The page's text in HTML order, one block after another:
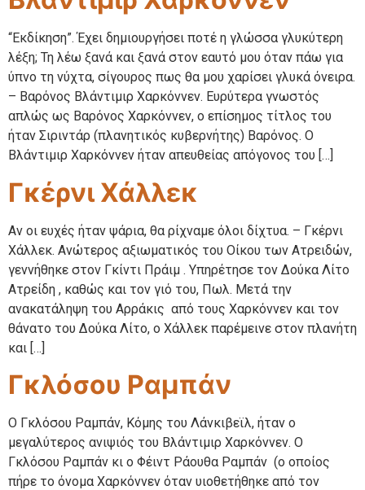
“Εκδίκηση”. Έχει δημιουργήσει ποτέ η γλώσσα γλυκύτερη
λέξη; Τη λέω ξανά και ξανά στον εαυτό μου όταν πάω για
ύπνο τη νύχτα, σίγουρος πως θα μου χαρίσει γλυκά όνειρα.
– Βαρόνος Βλάντιμιρ Χαρκόννεν. Ευρύτερα γνωστός
απλώς ως Βαρόνος Χαρκόννεν, ο επίσημος τίτλος του
ήταν Σιριντάρ (πλανητικός κυβερνήτης) Βαρόνος. Ο
Βλάντιμιρ Χαρκόννεν ήταν απευθείας απόγονος του […]
Γκέρνι Χάλλεκ
Aν οι ευχές ήταν ψάρια, θα ρίχναμε όλοι δίχτυα. – Γκέρνι
Χάλλεκ. Ανώτερος αξιωματικός του Οίκου των Ατρειδών,
γεννήθηκε στον Γκίντι Πράιμ . Υπηρέτησε τον Δούκα Λίτο
Ατρείδη , καθώς και τον γιό του, Πωλ. Μετά την
ανακατάληψη του Αρράκις από τους Χαρκόννεν και τον
θάνατο του Δούκα Λίτο, ο Χάλλεκ παρέμεινε στον πλανήτη
και […]
Γκλόσου Ραμπάν
Ο Γκλόσου Ραμπάν, Κόμης του Λάνκιβεϊλ, ήταν ο
μεγαλύτερος ανιψιός του Βλάντιμιρ Χαρκόννεν. Ο
Γκλόσου Ραμπάν κι ο Φέιντ Ράουθα Ραμπάν (ο οποίος
πήρε το όνομα Χαρκόννεν όταν υιοθετήθηκε από τον